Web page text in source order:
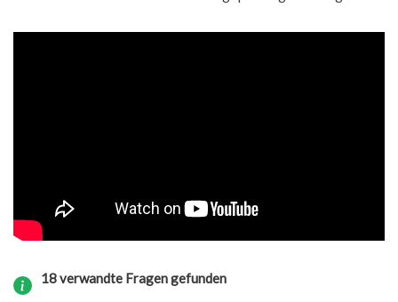
18 verwandte Fragen gefunden